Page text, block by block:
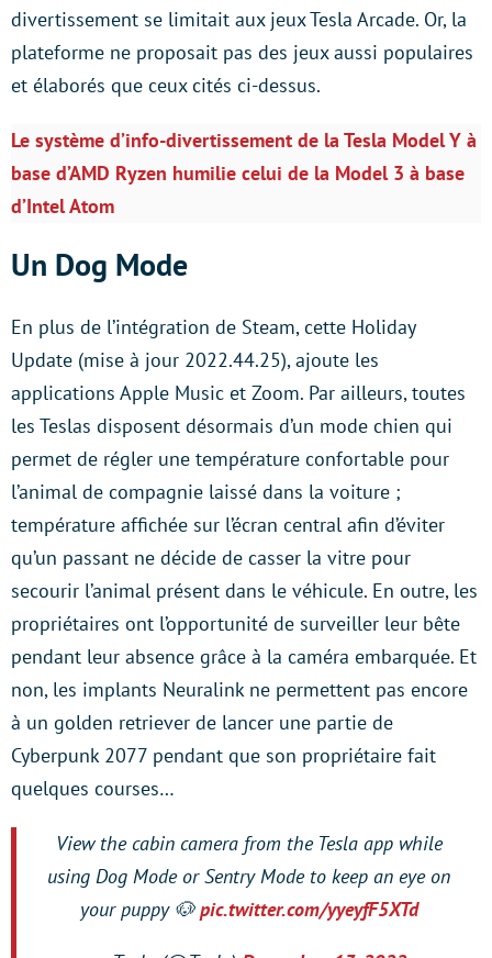
divertissement se limitait aux jeux Tesla Arcade. Or, la
plateforme ne proposait pas des jeux aussi populaires
et élaborés que ceux cités ci-dessus.
Le système d’info-divertissement de la Tesla Model Y à
base d’AMD Ryzen humilie celui de la Model 3 à base
d’Intel Atom
Un Dog Mode
En plus de l’intégration de Steam, cette Holiday
Update (mise à jour 2022.44.25), ajoute les
applications Apple Music et Zoom. Par ailleurs, toutes
les Teslas disposent désormais d’un mode chien qui
permet de régler une température confortable pour
l’animal de compagnie laissé dans la voiture ;
température affichée sur l’écran central afin d’éviter
qu’un passant ne décide de casser la vitre pour
secourir l’animal présent dans le véhicule. En outre, les
propriétaires ont l’opportunité de surveiller leur bête
pendant leur absence grâce à la caméra embarquée. Et
non, les implants Neuralink ne permettent pas encore
à un golden retriever de lancer une partie de
Cyberpunk 2077 pendant que son propriétaire fait
quelques courses…
View the cabin camera from the Tesla app while
using Dog Mode or Sentry Mode to keep an eye on
your puppy 🐶pic.twitter.com/yyeyfF5XTd